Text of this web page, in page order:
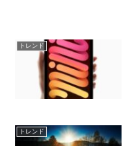
トレンド
トレンド